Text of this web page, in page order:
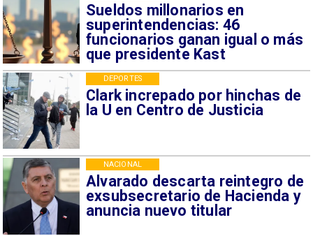
Sueldos millonarios en
superintendencias: 46
funcionarios ganan igual o más
que presidente Kast
Clark increpado por hinchas de
la U en Centro de Justicia
DEPORTES
Alvarado descarta reintegro de
exsubsecretario de Hacienda y
anuncia nuevo titular
NACIONAL